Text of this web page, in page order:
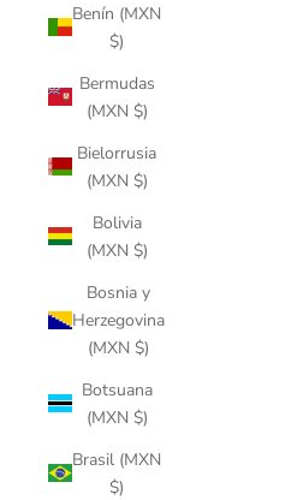
Benín (MXN
$)
Bermudas
(MXN $)
Bielorrusia
(MXN $)
Bolivia
(MXN $)
Bosnia y
Herzegovina
(MXN $)
Botsuana
(MXN $)
Brasil (MXN
$)